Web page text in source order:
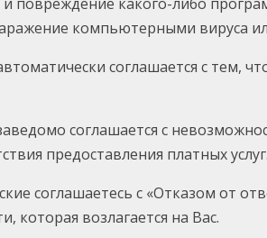
компьютерными вируса
соглашается с тем,
соглашается с
предоставления платных
соглашаетесь с «Отказом от
которая возлагается на Вас.